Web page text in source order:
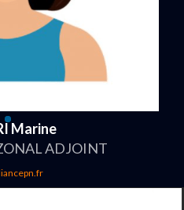
Marine
ADJOINT